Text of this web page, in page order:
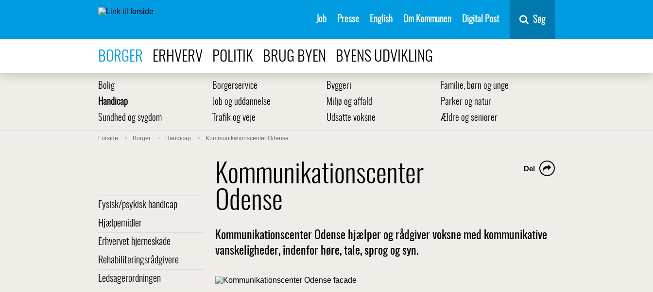
Job Presse English Om Kommunen Digital Post Søg
BORGER ERHVERV POLITIK BRUG BYEN BYENS UDVIKLING
Bolig Borgerservice Byggeri
Familie, børn og unge
Handicap
Job og uddannelse Miljø og affald
Parker og natur
Sundhed og sygdom
Trafik og veje Udsatte voksne Ældre og seniorer
Forside Borger Handicap Kommunikationscenter Odense
Fysisk/psykisk handicap
Hjælpemidler
Erhvervet hjerneskade
Rehabiliteringsrådgivere
Ledsagerordningen
Kommunikationscenter
Odense
Del
Kommunikationscenter Odense hjælper og rådgiver voksne med kommunikative
vanskeligheder, indenfor høre, tale, sprog og syn.